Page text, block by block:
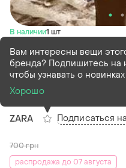
В наличии1 шт
Сорочка zara/
zara / рубашка
смужку zara
ZARA
Вам интересны вещи
бренда? Подпишитесь на
чтобы узнавать о новинках
Хорошо
Подписаться
700грн
распродажа до 07 августа